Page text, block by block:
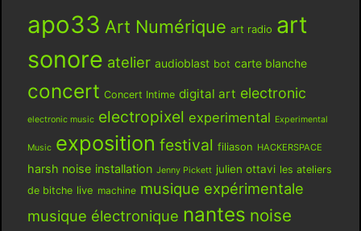
apo33 Art Numérique art radio art
sonore atelier audioblast bot carte blanche
concert Concert Intime digital art electronic
electronic music electropixel experimental Experimental
Music exposition festival filiason HACKERSPACE
harsh noise installation Jenny Pickett julien ottavi les ateliers
de bitche live machine musique expérimentale
musique électronique nantes noise